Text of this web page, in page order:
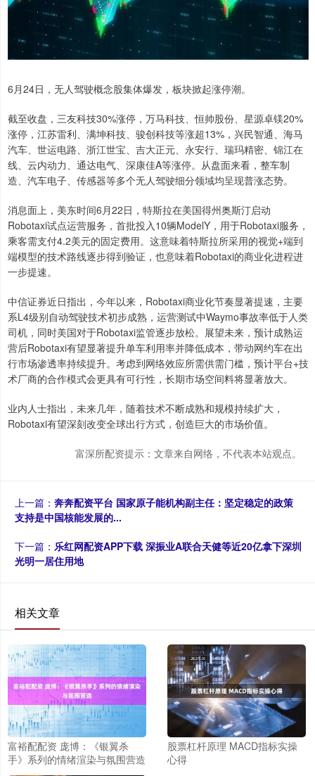
6月24日，无人驾驶概念股集体爆发，板块掀起涨停潮。
截至收盘，三友科技30%涨停，万马科技、恒帅股份、星源卓镁20%
涨停，江苏雷利、满坤科技、骏创科技等涨超13%，兴民智通、海马
汽车、世运电路、浙江世宝、吉大正元、永安行、瑞玛精密、锦江在
线、云内动力、通达电气、深康佳A等涨停。从盘面来看，整车制
造、汽车电子、传感器等多个无人驾驶细分领域均呈现普涨态势。
消息面上，美东时间6月22日，特斯拉在美国得州奥斯汀启动
Robotaxi试点运营服务，首批投入10辆ModelY，用于Robotaxi服务，
乘客需支付4.2美元的固定费用。这意味着特斯拉所采用的视觉+端到
端模型的技术路线逐步得到验证，也意味着Robotaxi的商业化进程进
一步提速。
中信证券近日指出，今年以来，Robotaxi商业化节奏显著提速，主要
系L4级别自动驾驶技术初步成熟，运营测试中Waymo事故率低于人类
司机，同时美国对于Robotaxi监管逐步放松。展望未来，预计成熟运
营后Robotaxi有望显著提升单车利用率并降低成本，带动网约车在出
行市场渗透率持续提升。考虑到网络效应所需供需门槛，预计平台+技
术厂商的合作模式会更具有可行性，长期市场空间料将显著放大。
业内人士指出，未来几年，随着技术不断成熟和规模持续扩大，
Robotaxi有望深刻改变全球出行方式，创造巨大的市场价值。
富深所配资提示：文章来自网络，不代表本站观点。
上一篇： 奔奔配资平台 国家原子能机构副主任：坚定稳定的政策
支持是中国核能发展的...
下一篇： 乐红网配资APP下载 深振业A联合天健等近20亿拿下深圳
光明一居住用地
相关文章
富裕配配资 庞博：《银翼杀
手》系列的情绪渲染与氛围营造
股票杠杆原理 MACD指标实操
心得